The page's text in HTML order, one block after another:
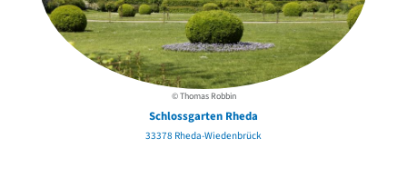
© Thomas Robbin
Schlossgarten Rheda
33378 Rheda-Wiedenbrück